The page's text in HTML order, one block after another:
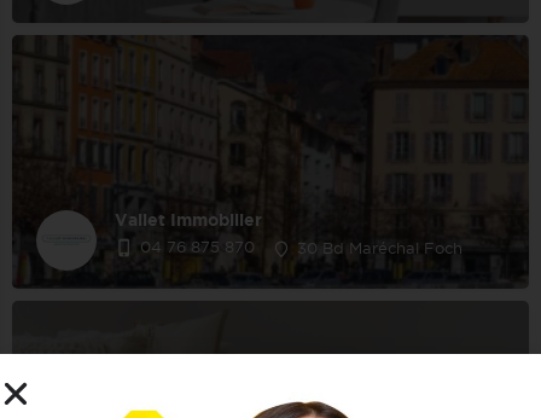
Vallet Immobilier
04 76 875 870 30 Bd Maréchal Foch